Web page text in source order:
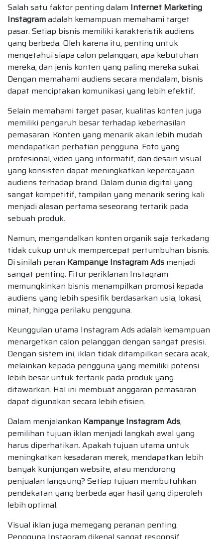
Salah satu faktor penting dalam Internet Marketing
Instagramadalah kemampuan memahami target
pasar. Setiap bisnis memiliki karakteristik audiens
yang berbeda. Oleh karena itu, penting untuk
mengetahui siapa calon pelanggan, apa kebutuhan
mereka, dan jenis konten yang paling mereka sukai.
Dengan memahami audiens secara mendalam, bisnis
dapat menciptakan komunikasi yang lebih efektif.
Selain memahami target pasar, kualitas konten juga
memiliki pengaruh besar terhadap keberhasilan
pemasaran. Konten yang menarik akan lebih mudah
mendapatkan perhatian pengguna. Foto yang
profesional, video yang informatif, dan desain visual
yang konsisten dapat meningkatkan kepercayaan
audiens terhadap brand. Dalam dunia digital yang
sangat kompetitif, tampilan yang menarik sering kali
menjadi alasan pertama seseorang tertarik pada
sebuah produk.
Namun, mengandalkan konten organik saja terkadang
tidak cukup untuk mempercepat pertumbuhan bisnis.
Di sinilah peran Kampanye Instagram Ads menjadi
sangat penting. Fitur periklanan Instagram
memungkinkan bisnis menampilkan promosi kepada
audiens yang lebih spesifik berdasarkan usia, lokasi,
minat, hingga perilaku pengguna.
Keunggulan utama Instagram Ads adalah kemampuan
menargetkan calon pelanggan dengan sangat presisi.
Dengan sistem ini, iklan tidak ditampilkan secara acak,
melainkan kepada pengguna yang memiliki potensi
lebih besar untuk tertarik pada produk yang
ditawarkan. Hal ini membuat anggaran pemasaran
dapat digunakan secara lebih efisien.
Dalam menjalankan Kampanye Instagram Ads,
pemilihan tujuan iklan menjadi langkah awal yang
harus diperhatikan. Apakah tujuan utama untuk
meningkatkan kesadaran merek, mendapatkan lebih
banyak kunjungan website, atau mendorong
penjualan langsung? Setiap tujuan membutuhkan
pendekatan yang berbeda agar hasil yang diperoleh
lebih optimal.
Visual iklan juga memegang peranan penting.